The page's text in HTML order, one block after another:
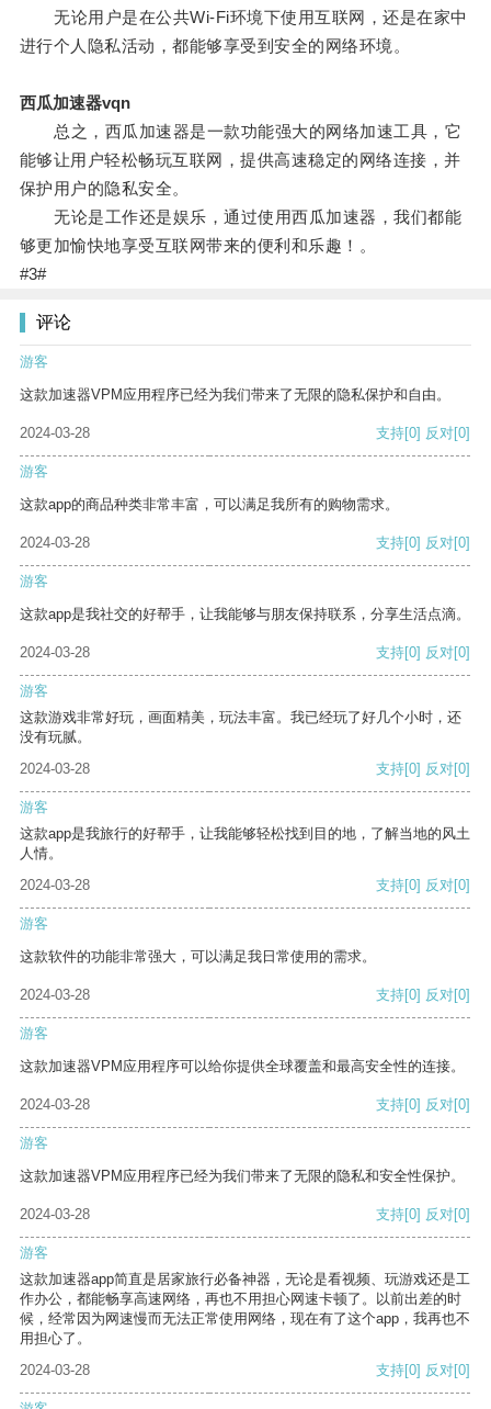
无论用户是在公共Wi-Fi环境下使用互联网，还是在家中
进行个人隐私活动，都能够享受到安全的网络环境。
西瓜加速器vqn
总之，西瓜加速器是一款功能强大的网络加速工具，它
能够让用户轻松畅玩互联网，提供高速稳定的网络连接，并
保护用户的隐私安全。
无论是工作还是娱乐，通过使用西瓜加速器，我们都能
够更加愉快地享受互联网带来的便利和乐趣！。
#3#
评论
游客
这款加速器VPM应用程序已经为我们带来了无限的隐私保护和自由。
2024-03-28 支持[0] 反对[0]
游客
这款app的商品种类非常丰富，可以满足我所有的购物需求。
2024-03-28 支持[0] 反对[0]
游客
这款app是我社交的好帮手，让我能够与朋友保持联系，分享生活点滴。
2024-03-28 支持[0] 反对[0]
游客
这款游戏非常好玩，画面精美，玩法丰富。我已经玩了好几个小时，还
没有玩腻。
2024-03-28
支持[0] 反对[0]
游客
这款app是我旅行的好帮手，让我能够轻松找到目的地，了解当地的风土
人情。
2024-03-28
支持[0] 反对[0]
游客
这款软件的功能非常强大，可以满足我日常使用的需求。
2024-03-28 支持[0] 反对[0]
游客
这款加速器VPM应用程序可以给你提供全球覆盖和最高安全性的连接。
2024-03-28 支持[0] 反对[0]
游客
这款加速器VPM应用程序已经为我们带来了无限的隐私和安全性保护。
2024-03-28 支持[0] 反对[0]
游客
这款加速器app简直是居家旅行必备神器，无论是看视频、玩游戏还是工
作办公，都能畅享高速网络，再也不用担心网速卡顿了。以前出差的时
候，经常因为网速慢而无法正常使用网络，现在有了这个app，我再也不
用担心了。
2024-03-28
支持[0] 反对[0]